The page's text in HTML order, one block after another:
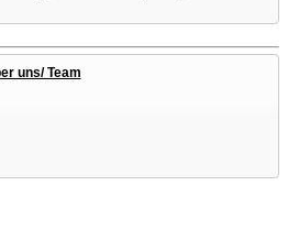
uns/ Team